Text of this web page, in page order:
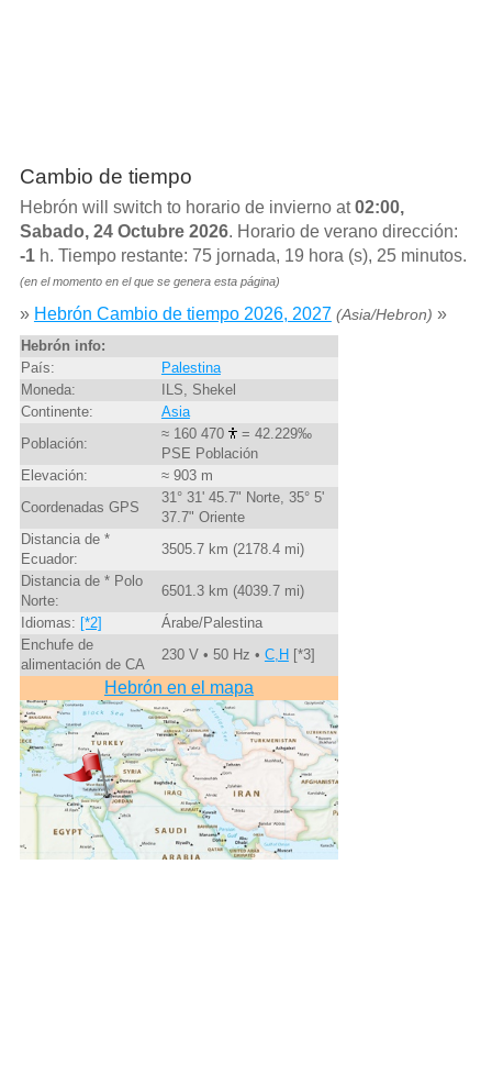
Cambio de tiempo
Hebrón will switch to horario de invierno at02:00,
Sabado, 24 Octubre 2026. Horario de verano dirección:
-1h. Tiempo restante: 75 jornada, 19 hora (s), 25 minutos.
(en el momento en el que se genera esta página)
» Hebrón Cambio de tiempo 2026, 2027 (Asia/Hebron) »
Hebrón info:
País:
Palestina
Moneda:
ILS, Shekel
Continente:
Asia
Población:
≈ 160 470
= 42.229‰
PSE Población
Elevación:
≈ 903 m
Coordenadas GPS
31° 31' 45.7" Norte, 35° 5'
37.7" Oriente
Distancia de *
Ecuador:
3505.7 km (2178.4 mi)
Distancia de * Polo
Norte:
6501.3 km (4039.7 mi)
Idiomas: [*2]
Árabe/Palestina
Enchufe de
alimentación de CA
230 V • 50 Hz • C,H [*3]
Hebrón en el mapa